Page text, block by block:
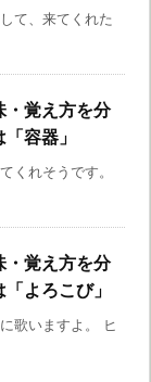
て、来てくれた
・覚え方を分
容器」
くれそうです。
・覚え方を分
よろこび」
歌いますよ。 ヒ